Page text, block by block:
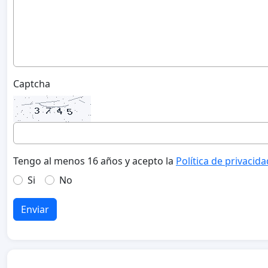
Captcha
Tengo al menos 16 años y acepto la Política de
Si
No
Enviar